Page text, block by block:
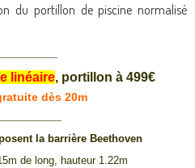
du portillon de piscine normalisé
linéaire, portillon à 499€
dès 20m
la barrière Beethoven
de long, hauteur 1.22m